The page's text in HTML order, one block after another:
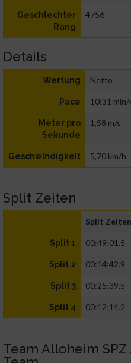
Geschlechter
Rang
4756
Details
Wertung Netto
Pace 10:31 min/
Meter pro
Sekunde
1,58 m/s
Geschwindigkeit 5,70 km/h
Split Zeiten
Split Zeiten
Split 1 00:49:01.5
Split 2 00:14:42.9
Split 3 00:25:39.5
Split 4 00:12:14.2
Team Alloheim